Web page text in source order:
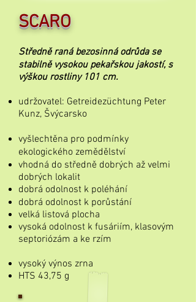
SCARO
Středně raná bezosinná odrůda se
stabilně vysokou pekařskou jakostí, s
výškou rostliny 101 cm.
udržovatel: Getreidezüchtung Peter
Kunz, Švýcarsko
vyšlechtěna pro podmínky
ekologického zemědělství
vhodná do středně dobrých až velmi
dobrých lokalit
dobrá odolnost k poléhání
dobrá odolnost k porůstání
velká listová plocha
vysoká odolnost k fusáriím, klasovým
septoriózám a ke rzím
vysoký výnos zrna
HTS 43,75 g